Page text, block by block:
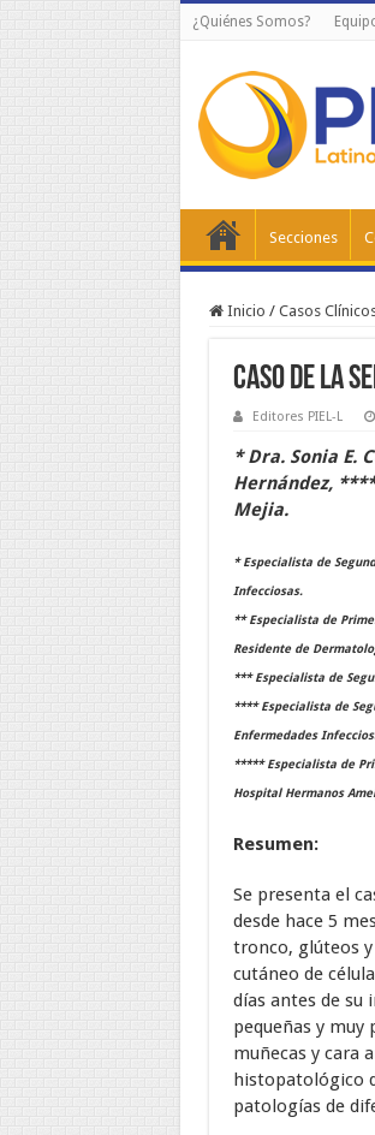
¿Quiénes Somos?
Secciones
Inicio / Casos
Caso de la
Editores PIEL-L
* Dra. Sonia E.
Hernández,
Mejia.
* Especialista de
Infecciosas.
** Especialista de
Residente de
*** Especialista de
**** Especialista de
Enfermedades
***** Especialista de
Hospital Hermanos
Resumen:
Se presenta el
desde hace 5
tronco, glúteos
cutáneo de
días antes de su
pequeñas y
muñecas y cara
histopatológico
patologías de